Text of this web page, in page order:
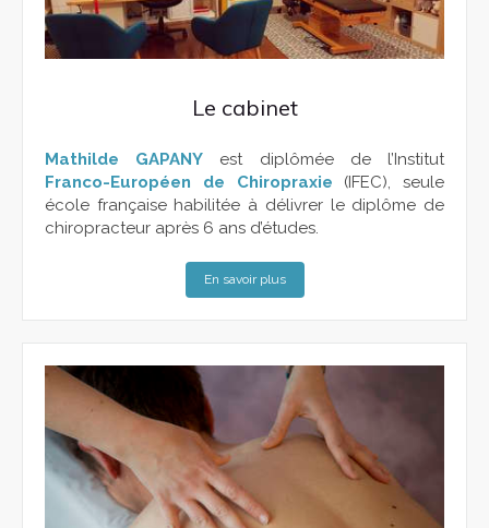
Le cabinet
Mathilde GAPANY est diplômée de l’Institut
Franco-Européen de Chiropraxie (IFEC), seule
école française habilitée à délivrer le diplôme de
chiropracteur après 6 ans d’études.
En savoir plus